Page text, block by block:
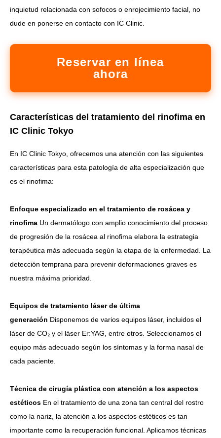
inquietud relacionada con sofocos o enrojecimiento facial, no
dude en ponerse en contacto con IC Clinic.
Reservar en línea
ahora
Características del tratamiento del rinofima en
IC Clinic Tokyo
En IC Clinic Tokyo, ofrecemos una atención con las siguientes
características para esta patología de alta especialización que
es el rinofima:
Enfoque especializado en el tratamiento de rosácea y
rinofima Un dermatólogo con amplio conocimiento del proceso
de progresión de la rosácea al rinofima elabora la estrategia
terapéutica más adecuada según la etapa de la enfermedad. La
detección temprana para prevenir deformaciones graves es
nuestra máxima prioridad.
Equipos de tratamiento láser de última
generación Disponemos de varios equipos láser, incluidos el
láser de CO₂ y el láser Er:YAG, entre otros. Seleccionamos el
equipo más adecuado según los síntomas y la forma nasal de
cada paciente.
Técnica de cirugía plástica con atención a los aspectos
estéticos En el tratamiento de una zona tan central del rostro
como la nariz, la atención a los aspectos estéticos es tan
importante como la recuperación funcional. Aplicamos técnicas